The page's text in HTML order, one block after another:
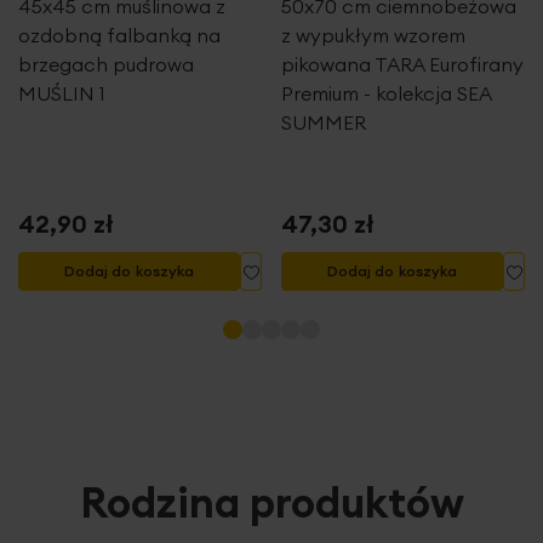
do listy życzeń
45x45 cm muślinowa z
ozdobną falbanką na
brzegach pudrowa
MUŚLIN 1
42,90 zł
Dodaj do koszyka Dodaj do listy życzeń
50x70 cm ciemnobeżowa
z wypukłym wzorem
pikowana TARA Eurofirany
Premium - kolekcja SEA
SUMMER
47,30 zł
Dodaj do koszyka
Rodzina produktów